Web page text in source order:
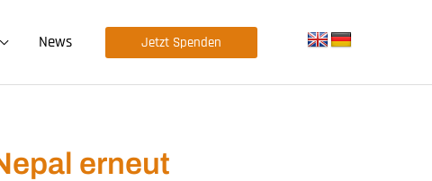
News Jetzt Spenden
erneut